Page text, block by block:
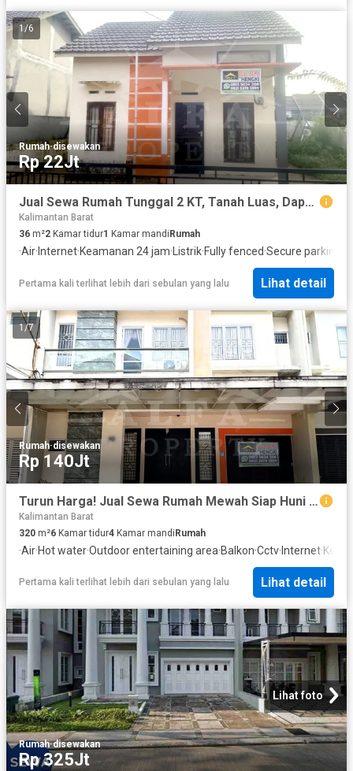
1/6
Rumah·disewakan
Rp 22Jt
Jual Sewa Rumah Tunggal 2 KT, Tanah Luas, Dapat Kembangkan Bangunan!
Kalimantan Barat
36 m²2 Kamar tidur1 Kamar mandi Rumah
·Air· Internet·Keamanan 24 jam· Listrik·Fully fenced·Secure parking
Pertama kali terlihat lebih dari sebulan yang lalu Lihat detail
1/7
Rumah·disewakan
Rp 140Jt
Turun Harga! Jual Sewa Rumah Mewah Siap Huni Bonus Interior Mewah
Kalimantan Barat
320 m²6 Kamar tidur4 Kamar mandiRumah
·Air·Hot water·Outdoor entertaining area·Balkon·Cctv·Internet·
Pertama kali terlihat lebih dari sebulan yang lalu Lihat detail
Lihat foto
Rumah·disewakan
Rp 325Jt